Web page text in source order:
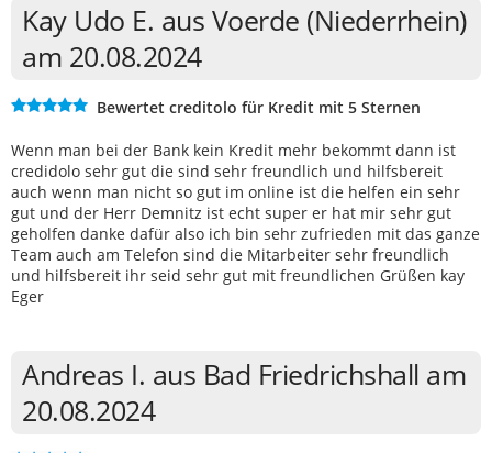
Kay Udo E. aus Voerde (Niederrhein)
am 20.08.2024
Bewertet creditolo für Kredit mit 5 Sternen
Wenn man bei der Bank kein Kredit mehr bekommt dann ist
credidolo sehr gut die sind sehr freundlich und hilfsbereit
auch wenn man nicht so gut im online ist die helfen ein sehr
gut und der Herr Demnitz ist echt super er hat mir sehr gut
geholfen danke dafür also ich bin sehr zufrieden mit das ganze
Team auch am Telefon sind die Mitarbeiter sehr freundlich
und hilfsbereit ihr seid sehr gut mit freundlichen Grüßen kay
Eger
Andreas I. aus Bad Friedrichshall am
20.08.2024